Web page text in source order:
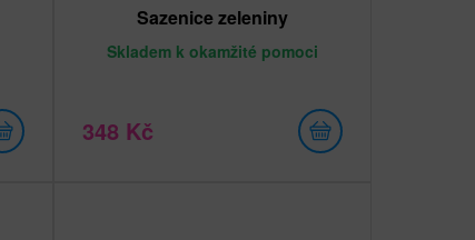
Sazenice zeleniny
Skladem k okamžité pomoci
348 Kč